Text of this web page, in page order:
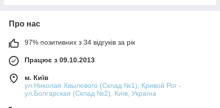
Про нас
97% позитивних з 34 відгуків за рік
Працює з 09.10.2013
м. Київ
ул.Николая Хвылевого (Склад №1), Кривой Рог -
ул.Болгарская (Склад №2), Київ, Україна